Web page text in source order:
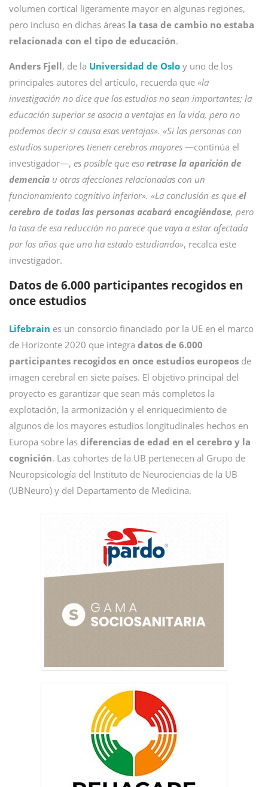
volumen cortical ligeramente mayor en algunas regiones,
pero incluso en dichas áreas la tasa de cambio no estaba
relacionada con el tipo de educación.
Anders Fjell, de la Universidad de Oslo y uno de los
principales autores del artículo, recuerda que «la
investigación no dice que los estudios no sean importantes; la
educación superior se asocia a ventajas en la vida, pero no
podemos decir si causa esas ventajas». «Si las personas con
estudios superiores tienen cerebros mayores —continúa el
investigador—, es posible que eso retrase la aparición de
demencia u otras afecciones relacionadas con un
funcionamiento cognitivo inferior». «La conclusión es que el
cerebro de todas las personas acabará encogiéndose, pero
la tasa de esa reducción no parece que vaya a estar afectada
por los años que uno ha estado estudiando», recalca este
investigador.
Datos de 6.000 participantes recogidos en
once estudios
Lifebrain es un consorcio financiado por la UE en el marco
de Horizonte 2020 que integra datos de 6.000
participantes recogidos en once estudios europeos de
imagen cerebral en siete países. El objetivo principal del
proyecto es garantizar que sean más completos la
explotación, la armonización y el enriquecimiento de
algunos de los mayores estudios longitudinales hechos en
Europa sobre las diferencias de edad en el cerebro y la
cognición. Las cohortes de la UB pertenecen al Grupo de
Neuropsicología del Instituto de Neurociencias de la UB
(UBNeuro) y del Departamento de Medicina.